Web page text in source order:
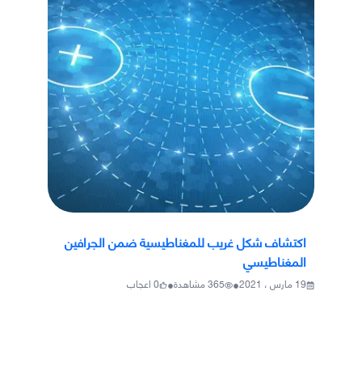
اكتشاف شكل غريب للمغناطيسية ضمن الجرافين
المغناطيسي
19 مارس ، 2021 •
365مشاهدة•
0اعجاب